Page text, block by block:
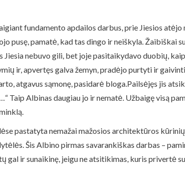
fundamento apdailos darbus, prie Jiesios
pusę, pamatė, kad tas dingo ir neiškyla. Žaibiškai
Jiesia nebuvo gili, bet joje pasitaikydavo duobių,
ir, apvertęs galva žemyn, pradėjo purtyti ir
atgavus sąmonę, pasidarė bloga.Pailsėjęs jis
Taip Albinas daugiau jo ir nematė. Užbaigę visą
pastatyta nemažai mažosios architektūros
Šis Albino pirmas savarankiškas darbas –
gal ir sunaikinę, jeigu ne atsitikimas, kuris privertė